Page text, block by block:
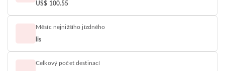
US$ 100.55
Měsíc nejnižšího jízdného
lis
Celkový počet destinací